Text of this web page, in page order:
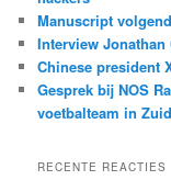
Manuscript
Interview Jonathan
Chinese president
Gesprek bij NOS
voetbalteam in
RECENTE REACTIES